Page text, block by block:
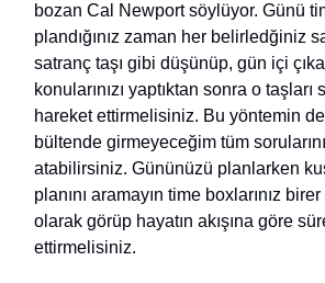
bozan Cal Newport söylüyor. Günü
plandığınız zaman her belirledğiniz
satranç taşı gibi düşünüp, gün içi
konularınızı yaptıktan sonra o
hareket ettirmelisiniz. Bu yöntemin
bültende girmeyeceğim tüm
atabilirsiniz. Gününüzü planlarken
planını aramayın time boxlarınız
olarak görüp hayatın akışına göre
ettirmelisiniz.